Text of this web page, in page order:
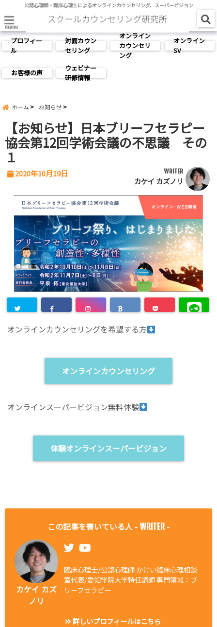
公認心理師・臨床心理士によるオンラインカウンセリング、スーパービジョン
menu
プロフィー
ル
対面カウン
セリング
オンライン
カウンセリ
ング
オンライン
SV
お客様の声
ウェビナー
研修情報
ホーム お知らせ
【お知らせ】日本ブリーフセラピー
協会第12回学術会議の不思議 その
１
2020年10月19日 WRITER
カケイ カズノリ
オンラインカウンセリングを希望する方
オンラインカウンセリング
オンラインスーパービジョン無料体験
体験オンラインスーパービジョン
この記事を書いている人 - WRITER -
カケイ カズ
ノリ
臨床心理士/公認心理師 かけい臨床心理相談
室代表/愛知学院大学特任講師 専門領域：ブ
リーフセラピー
詳しいプロフィールはこちら